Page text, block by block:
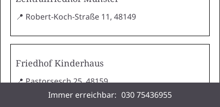
📍 Robert-Koch-Straße 11, 48149
Friedhof Kinderhaus
📍 Pastorsesch 25, 48159
Immer erreichbar: 030 75436955